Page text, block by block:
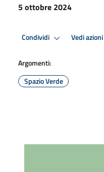
5 ottobre 2024
Condividi Vedi azioni
Argomenti:
Spazio Verde